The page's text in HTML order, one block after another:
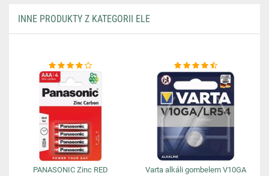
INNE PRODUKTY Z KATEGORII ELE
PANASONIC Zinc RED
Varta alkáli gombelem V10GA